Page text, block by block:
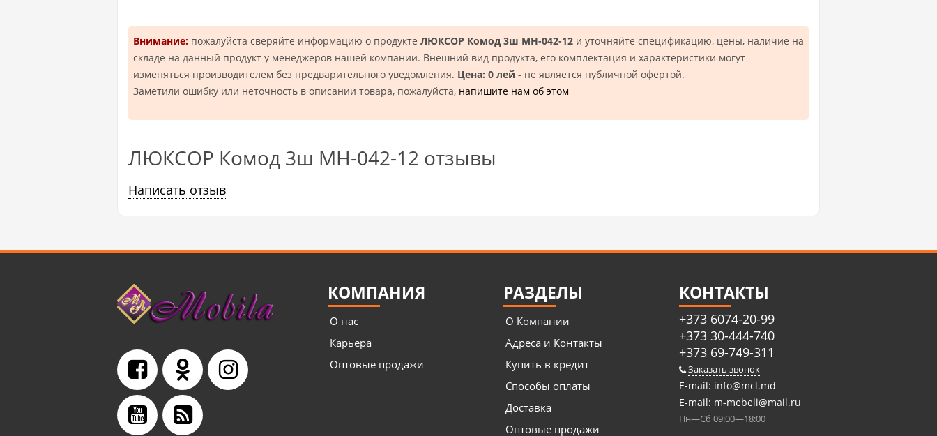
Внимание: пожалуйста сверяйте информацию о продукте ЛЮКСОР Комод 3ш МН-042-12 и уточняйте спецификацию, цены, наличие на
складе на данный продукт у менеджеров нашей компании. Внешний вид продукта, его комплектация и характеристики могут
изменяться производителем без предварительного уведомления. Цена: 0 лей - не является публичной офертой.
Заметили ошибку или неточность в описании товара, пожалуйста, напишите нам об этом
ЛЮКСОР Комод 3ш МН-042-12 отзывы
Написать отзыв
КОМПАНИЯ
О нас
Карьера
Оптовые продажи
РАЗДЕЛЫ
О Компании
Адреса и Контакты
Купить в кредит
Способы оплаты
Доставка
Оптовые продажи
КОНТАКТЫ
+373 6074-20-99
+373 30-444-740
+373 69-749-311
Заказать звонок
E-mail: info@mcl.md
E-mail: m-mebeli@mail.ru
Пн—Сб 09:00—18:00